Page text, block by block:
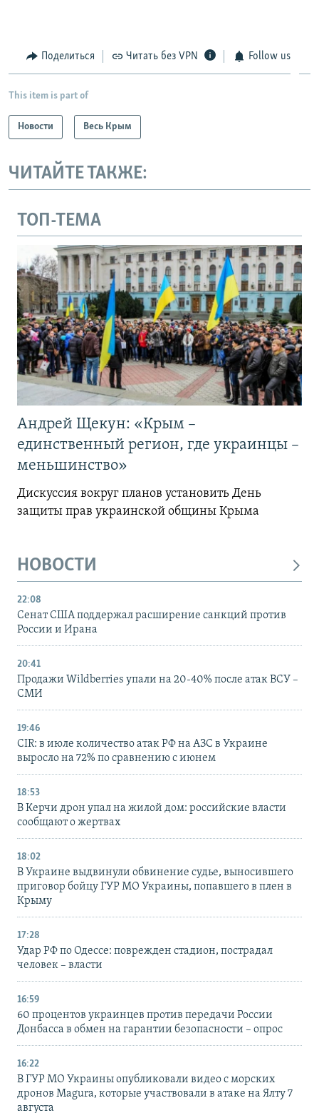
Поделиться Читать без VPN Follow us
This item is part of
Новости Весь Крым
ЧИТАЙТЕ ТАКЖЕ:
ТОП-ТЕМА
Андрей Щекун: «Крым –
единственный регион, где украинцы –
меньшинство»
Дискуссия вокруг планов установить День
защиты прав украинской общины Крыма
НОВОСТИ
22:08
Сенат США поддержал расширение санкций против
России и Ирана
20:41
Продажи Wildberries упали на 20-40% после атак ВСУ –
СМИ
19:46
CIR: в июле количество атак РФ на АЗС в Украине
выросло на 72% по сравнению с июнем
18:53
В Керчи дрон упал на жилой дом: российские власти
сообщают о жертвах
18:02
В Украине выдвинули обвинение судье, выносившего
приговор бойцу ГУР МО Украины, попавшего в плен в
Крыму
17:28
Удар РФ по Одессе: поврежден стадион, пострадал
человек – власти
16:59
60 процентов украинцев против передачи России
Донбасса в обмен на гарантии безопасности – опрос
16:22
В ГУР МО Украины опубликовали видео с морских
дронов Magura, которые участвовали в атаке на Ялту 7
августа